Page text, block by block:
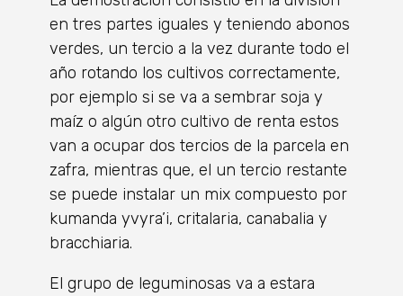
en tres partes iguales y teniendo abonos
verdes, un tercio a la vez durante todo el
año rotando los cultivos correctamente,
por ejemplo si se va a sembrar soja y
maíz o algún otro cultivo de renta estos
van a ocupar dos tercios de la parcela en
zafra, mientras que, el un tercio restante
se puede instalar un mix compuesto por
kumanda yvyra’i, critalaria, canabalia y
bracchiaria.
El grupo de leguminosas va a estara